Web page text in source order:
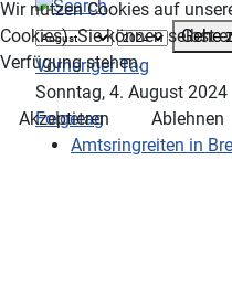
Gehe
Vorheriger Tag
Sonntag, 4. August 2024
Folgetag
Amtsringreiten in
Wir nutzen Cookies auf
Cookies). Sie können selbst
Verfügung stehen.
Akzeptieren
Ablehnen